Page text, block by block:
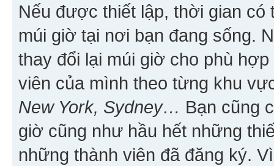
Nếu được thiết lập, thời gian
múi giờ tại nơi bạn đang sống.
thay đổi lại múi giờ cho phù
viên của mình theo từng khu
New York, Sydney… Bạn cũng
giờ cũng như hầu hết những
những thành viên đã đăng ký.